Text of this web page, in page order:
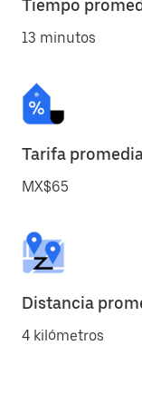
Tiempo
13 minutos
Tarifa
MX$65
Distancia
4 kilómetros